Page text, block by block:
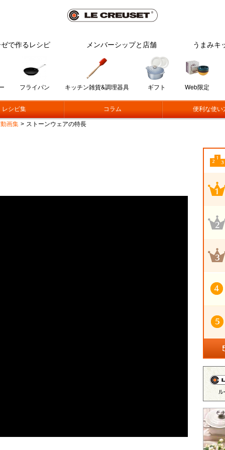
で作るレシピ メンバーシップと店舗 うまみキ
フライパン キッチン雑貨&調理器具 ギフト Web限定
レシピ集 コラム 便利な使い
画集 > ストーンウェアの特長